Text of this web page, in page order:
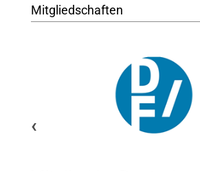
Mitgliedschaften
‹